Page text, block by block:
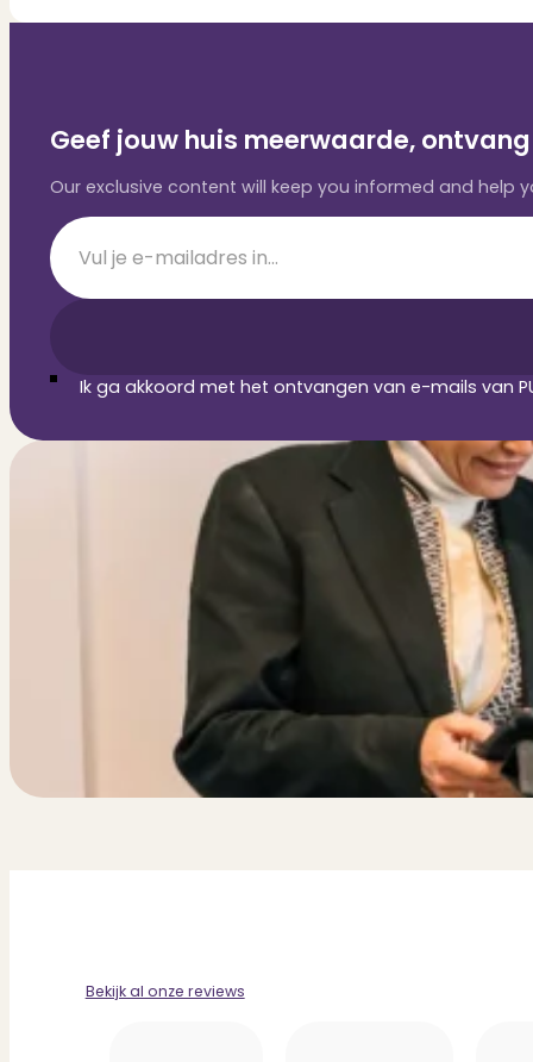
Geef jouw huis meerwaarde,
Our exclusive content will keep you informed and
Section
Ik ga akkoord met het ontvangen van e-mails van
Bekijk al onze reviews